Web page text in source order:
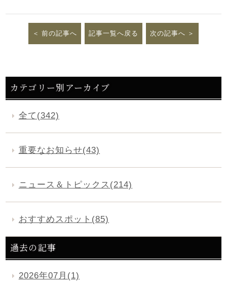
前の記事へ 記事一覧へ戻る 次の記事へ
カテゴリー別アーカイブ
全て(342)
重要なお知らせ(43)
ニュース＆トピックス(214)
おすすめスポット(85)
過去の記事
2026年07月(1)